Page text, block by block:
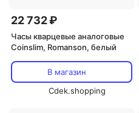
22 732 ₽
Часы кварцевые аналоговые
Coinslim, Romanson, белый
В магазин
Cdek.shopping